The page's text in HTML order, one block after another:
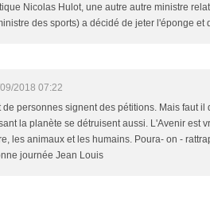
Nicolas Hulot, une autre autre ministre
des sports) a décidé de jeter l'éponge et
2018 07:22
de personnes signent des pétitions. Mais faut
la planète se détruisent aussi. L'Avenir est
les animaux et les humains. Poura- on -
journée Jean Louis